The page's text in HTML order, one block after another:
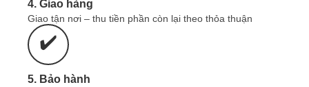
Quý khách có nhu cầu may đồng phục,
cần
Zalo
tại đây:
4. Giao hàng
Giao tận nơi – thu tiền phần còn lại theo thỏa thuận
✔️
5. Bảo hành